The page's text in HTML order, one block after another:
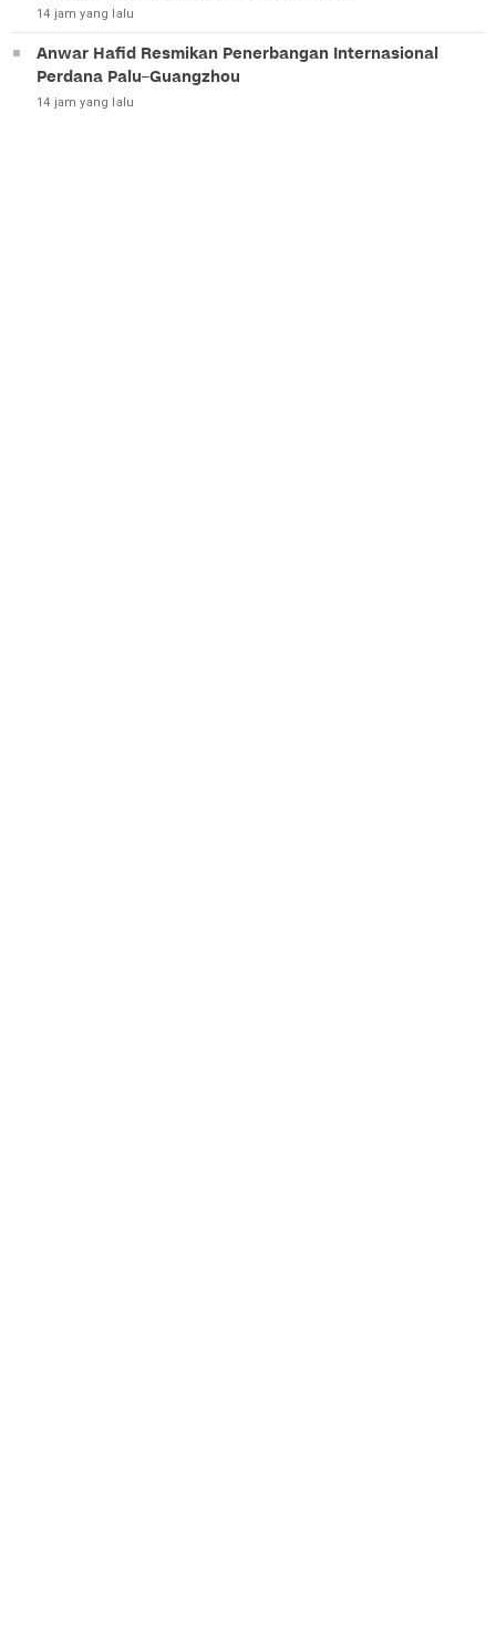
14 jam yang lalu
Anwar Hafid Resmikan Penerbangan Internasional
Perdana Palu–Guangzhou
14 jam yang lalu